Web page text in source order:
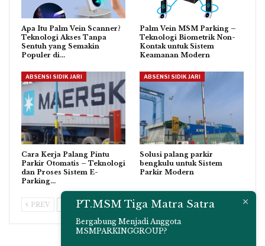
Apa Itu Palm Vein Scanner?
Teknologi Akses Tanpa
Sentuh yang Semakin
Populer di…
Palm Vein MSM Parking –
Teknologi Biometrik Non-
Kontak untuk Sistem
Keamanan Modern
ABSENSI SIDIK JARI
Cara Kerja Palang Pintu
Parkir Otomatis – Teknologi
dan Proses Sistem E-
Parking…
ABSENSI SIDIK JARI
Solusi palang parkir
bengkulu untuk Sistem
Parkir Modern
PREV NEXTPT.MSM Tiga Matra Satra
Bergabung Menjadi Anggota
MSMPARKINGGROUP?